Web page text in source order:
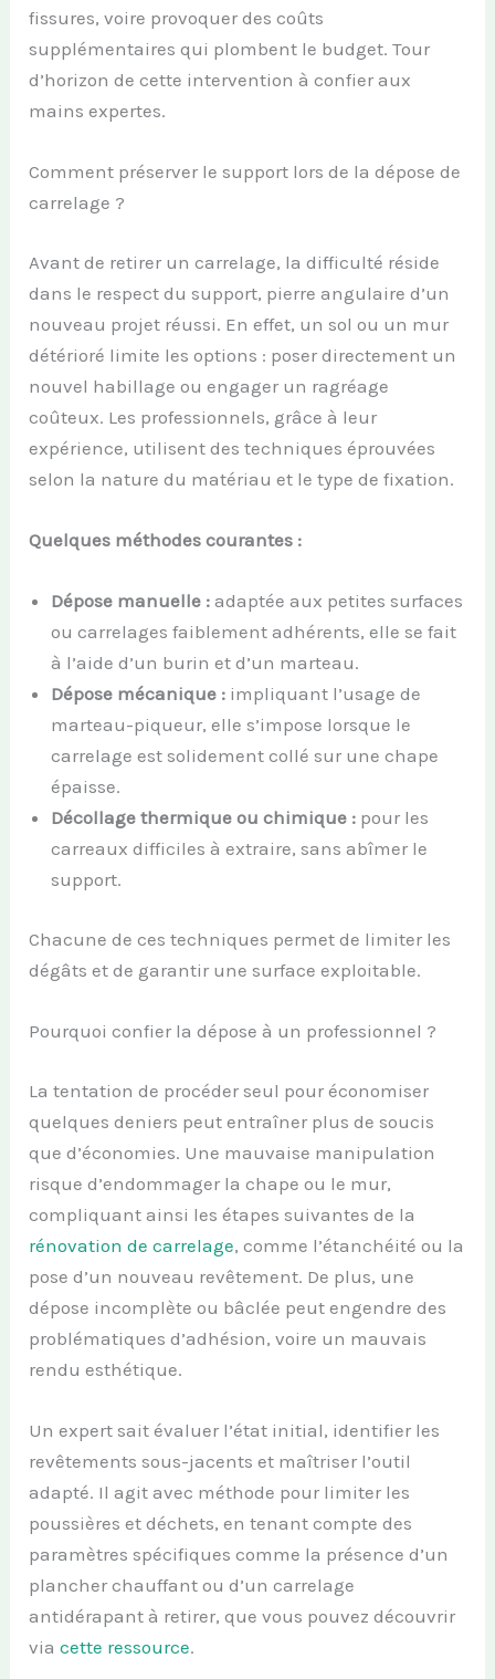
fissures, voire provoquer des coûts
supplémentaires qui plombent le budget. Tour
d’horizon de cette intervention à confier aux
mains expertes.
Comment préserver le support lors de la dépose de
carrelage ?
Avant de retirer un carrelage, la difficulté réside
dans le respect du support, pierre angulaire d’un
nouveau projet réussi. En effet, un sol ou un mur
détérioré limite les options : poser directement un
nouvel habillage ou engager un ragréage
coûteux. Les professionnels, grâce à leur
expérience, utilisent des techniques éprouvées
selon la nature du matériau et le type de fixation.
Quelques méthodes courantes :
Dépose manuelle : adaptée aux petites surfaces
ou carrelages faiblement adhérents, elle se fait
à l’aide d’un burin et d’un marteau.
Dépose mécanique : impliquant l’usage de
marteau-piqueur, elle s’impose lorsque le
carrelage est solidement collé sur une chape
épaisse.
Décollage thermique ou chimique : pour les
carreaux difficiles à extraire, sans abîmer le
support.
Chacune de ces techniques permet de limiter les
dégâts et de garantir une surface exploitable.
Pourquoi confier la dépose à un professionnel ?
La tentation de procéder seul pour économiser
quelques deniers peut entraîner plus de soucis
que d’économies. Une mauvaise manipulation
risque d’endommager la chape ou le mur,
compliquant ainsi les étapes suivantes de la
rénovation de carrelage, comme l’étanchéité ou la
pose d’un nouveau revêtement. De plus, une
dépose incomplète ou bâclée peut engendre des
problématiques d’adhésion, voire un mauvais
rendu esthétique.
Un expert sait évaluer l’état initial, identifier les
revêtements sous-jacents et maîtriser l’outil
adapté. Il agit avec méthode pour limiter les
poussières et déchets, en tenant compte des
paramètres spécifiques comme la présence d’un
plancher chauffant ou d’un carrelage
antidérapant à retirer, que vous pouvez découvrir
viacette ressource.